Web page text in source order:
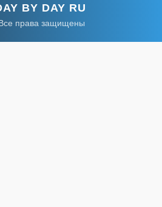
BY DAY RU
права защищены